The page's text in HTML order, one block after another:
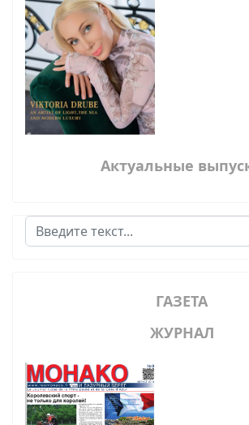
Актуальные
Поиск
ГАЗЕТА
ЖУРНАЛ